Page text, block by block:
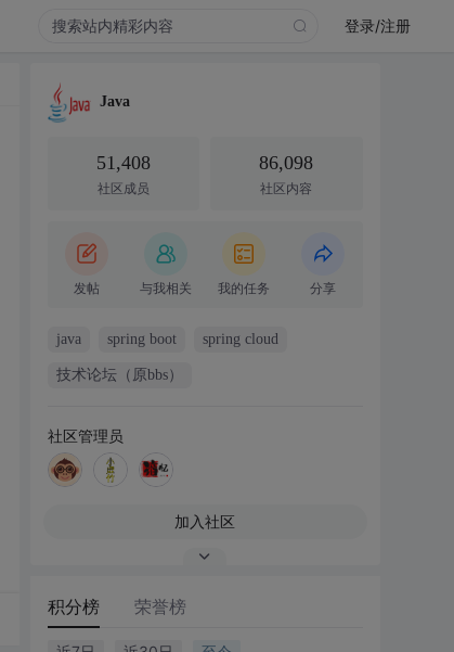
登录/注册
Java
51,408
社区成员
86,098
社区内容
发帖 与我相关 我的任务 分享
java spring boot spring cloud
技术论坛（原bbs）
社区管理员
加入社区
积分榜 荣誉榜